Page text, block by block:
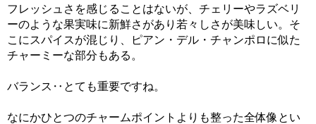
フレッシュさを感じることはないが、チェリーやラズベリ
ーのような果実味に新鮮さがあり若々しさが美味しい。そ
こにスパイスが混じり、ピアン・デル・チャンポロに似た
チャーミーな部分もある。
バランス‥とても重要ですね。
なにかひとつのチャームポイントよりも整った全体像とい